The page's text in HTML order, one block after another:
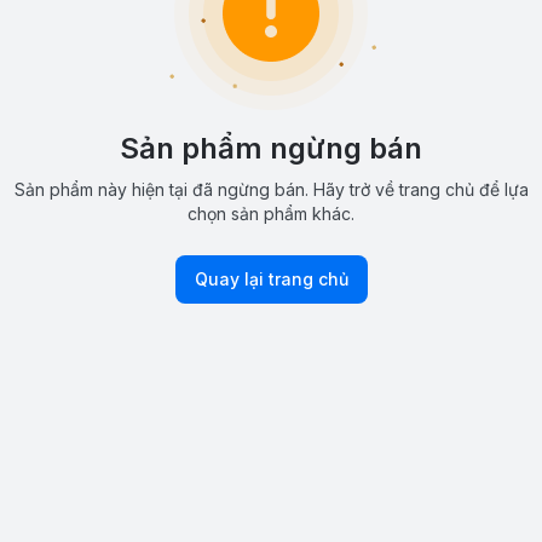
Sản phẩm ngừng bán
Sản phẩm này hiện tại đã ngừng bán. Hãy trở về trang chủ để lựa
chọn sản phẩm khác.
Quay lại trang chủ